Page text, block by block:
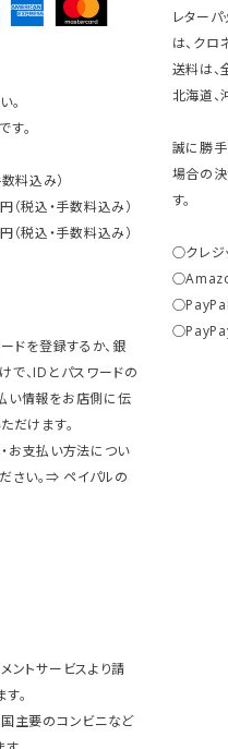
。
。
料込み）
税込・手数料込み）
税込・手数料込み）
ドを登録するか、銀
で、IDとパスワードの
い情報をお店側に伝
だけます。
お支払い方法につい
さい。⇒ ペイパルの
ントサービスより請
。
主要のコンビニなど
レター
は、クロ
送料は、
北海道
誠に勝手
場合の
す。
○クレジ
○PayPal